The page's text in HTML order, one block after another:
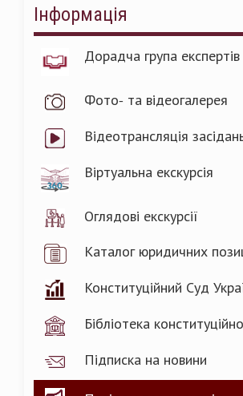
Інформація
Дорадча група експертів
Фото- та відеогалерея
Відеотрансляція
Віртуальна екскурсія
Оглядові екскурсії
Каталог юридичних
Конституційний Суд
Бібліотека
Підписка на новини